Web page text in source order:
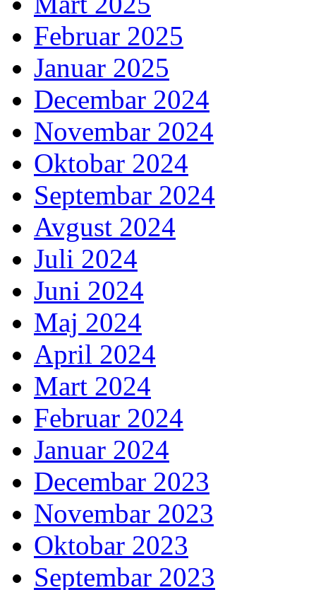
Februar 2025
Januar 2025
Decembar 2024
Novembar 2024
Oktobar 2024
Septembar 2024
Avgust 2024
Juli 2024
Juni 2024
Maj 2024
April 2024
Mart 2024
Februar 2024
Januar 2024
Decembar 2023
Novembar 2023
Oktobar 2023
Septembar 2023